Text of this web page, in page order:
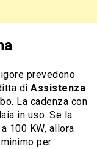
prevedono
di Assistenza
La cadenza con
in uso. Se la
100 KW, allora
per